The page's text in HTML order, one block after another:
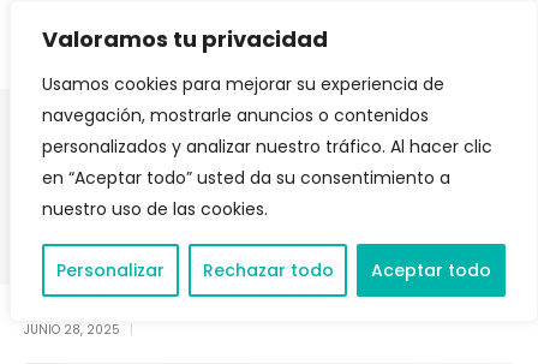
Valoramos tu privacidad
Usamos cookies para mejorar su experiencia de
navegación, mostrarle anuncios o contenidos
personalizados y analizar nuestro tráfico. Al hacer clic
en “Aceptar todo” usted da su consentimiento a
nuestro uso de las cookies.
Personalizar Rechazar todo Aceptar todo
Orto-K: Lentes Nocturnas para
Liberarte de Gafas
JUNIO 28, 2025